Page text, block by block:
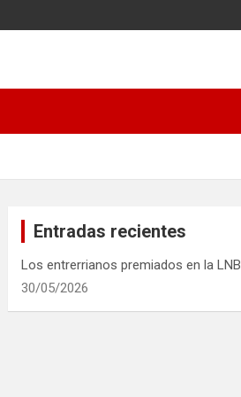
Entradas recientes
Los entrerrianos premiados en la LNB
30/05/2026